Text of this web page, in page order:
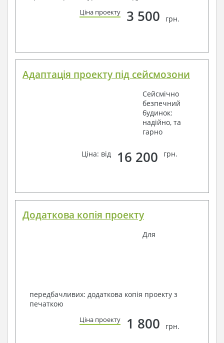
Ціна проекту 3 500 грн.
Адаптація проекту під сейсмозони
Сейсмічно
безпечний
будинок:
надійно, та
гарно
Ціна: від 16 200 грн.
Додаткова копія проекту
Для
передбачливих: додаткова копія проекту з
печаткою
Ціна проекту 1 800 грн.